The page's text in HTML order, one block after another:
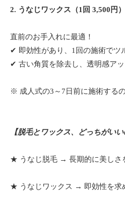
2. うなじワックス（1回 3,500円）
直前のお手入れに最適！
✔ 即効性があり、1回の施術でツ
✔ 古い角質を除去し、透明感ア
※ 成人式の3～7日前に施術する
【脱毛とワックス、どっちがいい
★ うなじ脱毛 → 長期的に美しさ
★ うなじワックス → 即効性を求